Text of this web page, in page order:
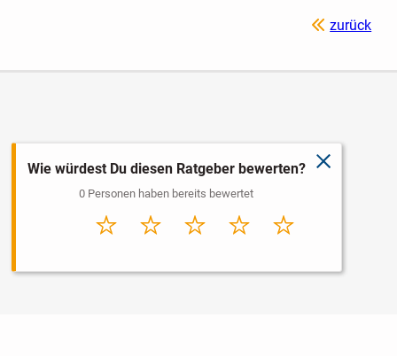
zurück
schließen
Wie würdest Du diesen Ratgeber bewerten?
0 Personen haben bereits bewertet